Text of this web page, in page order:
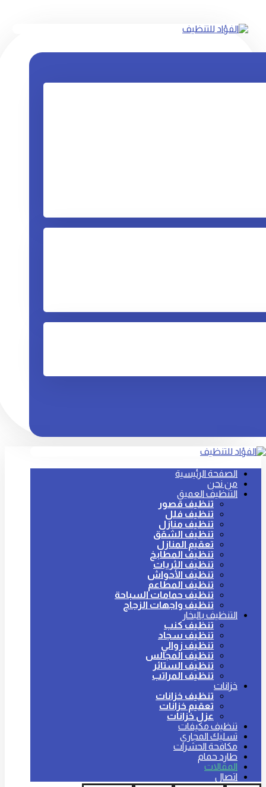
الصفحة الرئيسية
من نحن
التنظيف العميق
تنظيف قصور
تنظيف فلل
تنظيف منازل
تنظيف الشقق
تعقيم المنازل
تنظيف المطابخ
تنظيف الثريات
تنظيف الأحواش
تنظيف المطاعم
تنظيف حمامات السباحة
تنظيف واجهات الزجاج
التنظيف بالبخار
تنظيف كنب
تنظيف سجاد
تنظيف زوالي
تنظيف المجالس
تنظيف الستائر
تنظيف المراتب
خزانات
تنظيف خزانات
تعقيم خزانات
عزل خزانات
تنظيف مكيفات
تسليك المجاري
مكافحة الحشرات
طارد حمام
المقالات
اتصال